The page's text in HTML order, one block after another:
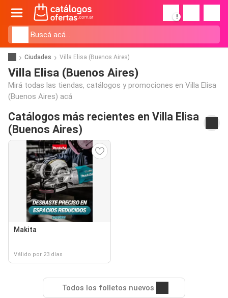
!
Ciudades Villa Elisa (Buenos Aires)
Villa Elisa (Buenos Aires)
Mirá todas las tiendas, catálogos y promociones en Villa Elisa
(Buenos Aires) acá
Catálogos más recientes en Villa Elisa
(Buenos Aires)
Makita
Válido por 23 días
Todos los folletos nuevos